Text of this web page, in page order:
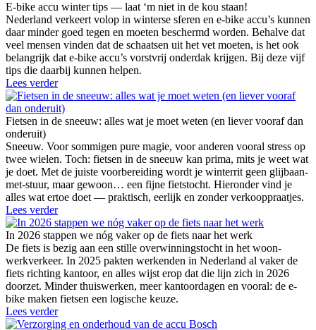
E-bike accu winter tips — laat ‘m niet in de kou staan!
Nederland verkeert volop in winterse sferen en e-bike accu’s kunnen
daar minder goed tegen en moeten beschermd worden. Behalve dat
veel mensen vinden dat de schaatsen uit het vet moeten, is het ook
belangrijk dat e-bike accu’s vorstvrij onderdak krijgen. Bij deze vijf
tips die daarbij kunnen helpen.
Lees verder
Fietsen in de sneeuw: alles wat je moet weten (en liever vooraf dan
onderuit)
Sneeuw. Voor sommigen pure magie, voor anderen vooral stress op
twee wielen. Toch: fietsen in de sneeuw kan prima, mits je weet wat
je doet. Met de juiste voorbereiding wordt je winterrit geen glijbaan-
met-stuur, maar gewoon… een fijne fietstocht. Hieronder vind je
alles wat ertoe doet — praktisch, eerlijk en zonder verkooppraatjes.
Lees verder
In 2026 stappen we nóg vaker op de fiets naar het werk
De fiets is bezig aan een stille overwinningstocht in het woon-
werkverkeer. In 2025 pakten werkenden in Nederland al vaker de
fiets richting kantoor, en alles wijst erop dat die lijn zich in 2026
doorzet. Minder thuiswerken, meer kantoordagen en vooral: de e-
bike maken fietsen een logische keuze.
Lees verder